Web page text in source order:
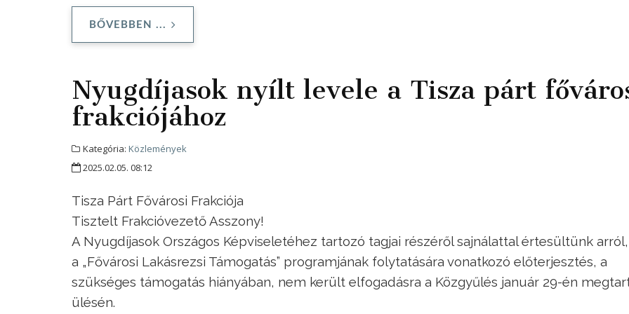
BŐVEBBEN ...
Nyugdíjasok nyílt levele a Tisza párt
frakciójához
Kategória: Közlemények
2025.02.05. 08:12
Tisza Párt Fővárosi Frakciója
Tisztelt Frakcióvezető Asszony!
A Nyugdíjasok Országos Képviseletéhez tartozó tagjai részéről sajnálattal értesültünk
a „Fővárosi Lakásrezsi Támogatás” programjának folytatására vonatkozó előterjesztés, a
szükséges támogatás hiányában, nem került elfogadásra a Közgyűlés január 29-én
ülésén.